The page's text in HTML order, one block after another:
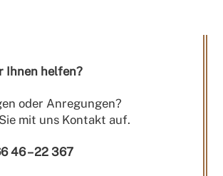
Ihnen helfen?
oder Anregungen?
mit uns Kontakt auf.
46 – 22 367